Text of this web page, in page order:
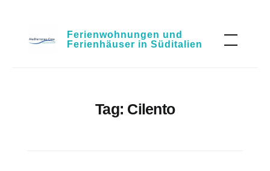
Ferienwohnungen und
Ferienhäuser in Süditalien
Tag: Cilento